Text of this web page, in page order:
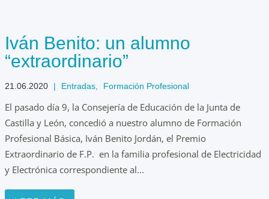
Iván Benito: un alumno
“extraordinario”
21.06.2020 | Entradas Formación Profesional
El pasado día 9, la Consejería de Educación de la Junta de
Castilla y León, concedió a nuestro alumno de Formación
Profesional Básica, Iván Benito Jordán, el Premio
Extraordinario de F.P. en la familia profesional de Electricidad
y Electrónica correspondiente al...